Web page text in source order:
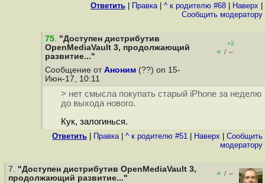
Ответить Правка| ^ к родителю #68 Наверх
Cообщить модератору
75. "Доступен дистрибутив
OpenMediaVault 3, продолжающий
развитие..."
+2
+ / –
Сообщение от Аноним (??) on 15-
Июн-17, 10:11
> нет смысла покупать старый iPhone за неделю
до выхода нового.
Кук, залогинься.
Ответить Правка| ^ к родителю #51 Наверх
Cообщить
модератору
7. "Доступен дистрибутив OpenMediaVault 3,
продолжающий развитие..."
+ / –